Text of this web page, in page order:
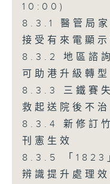
10:00)
8.3.1 醫管局家
接受有來電顯
8.3.2 地區諮
可助港升級轉型
8.3.3 三鐵賽
救起送院後不治
8.3.4 新修訂竹
刊憲生效
8.3.5 「1823
辨識提升處理效